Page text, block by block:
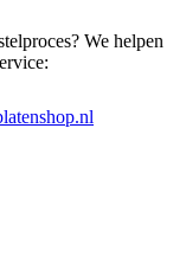
We helpen